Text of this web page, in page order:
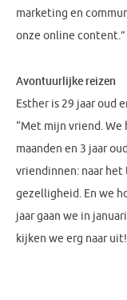
marketing en
onze online content.”
Avontuurlijke reizen
Esther is 29 jaar oud
“Met mijn vriend. We
maanden en 3 jaar
vriendinnen: naar het
gezelligheid. En we
jaar gaan we in
kijken we erg naar